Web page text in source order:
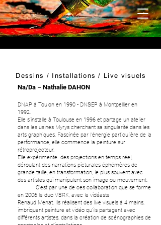
Dessins / Installations / Live visuels
Na/Da – Nathalie DAHON
DNAP à Toulon en 1990 - DNSEP à Montpellier en
1992.
Elle s’installe à Toulouse en 1996 et partage un atelier
dans les usines Myrys cherchant sa singularité dans les
arts graphiques. Fascinée par l’énergie particulière de la
performance, elle commence la peinture sur
rétroprojecteur.
Elle expérimente des projections en temps réel,
déroulant des narrations picturales éphémères de
grande taille, en transformation, le plus souvent avec
des artistes qui manipulent son image ou mouvement.
C’est par une de ces collaboration que se forme
en 2006 le duo VSRK, avec le vidéaste
Renaud Menat. Ils réalisent des live visuels à 4 mains,
imbriquant peinture et vidéo qu’ils partagent avec
différents artistes, dans la création de scénographies de